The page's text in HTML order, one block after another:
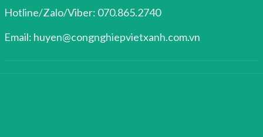
Hotline/Zalo/Viber: 070.865.2740
Email: huyen@congnghiepvietxanh.com.vn